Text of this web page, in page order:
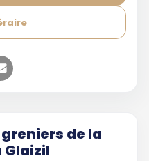
de la
Glaizil